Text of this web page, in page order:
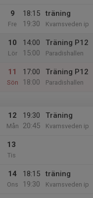
9
Fre
18:15
19:30
träning
Kvarnsveden ip
10
Lör
14:00
15:00
Träning P12
Paradishallen
11
Sön
17:00
18:00
Träning P12
Paradishallen
12
Mån
19:30
20:45
Träning
Kvarnsveden ip
13
Tis
14
Ons
18:15
19:30
träning
Kvarnsveden ip